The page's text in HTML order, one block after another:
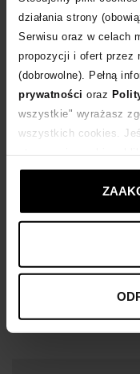
działania strony
Serwisu oraz w celach
propozycji i ofert przez
(dobrowolne). Pełną
prywatności oraz
wszystkie" wyrażasz
wszystkich cookies.
ustawienia prywatności.
1 799zł
PHILIPP PLEIN
2 699zł